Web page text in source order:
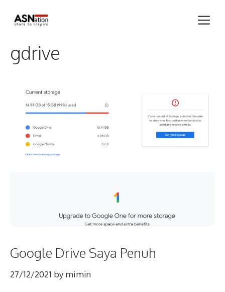
gdrive
Google Drive Saya Penuh
27/12/2021 by mimin